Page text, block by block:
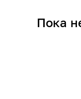
Пока